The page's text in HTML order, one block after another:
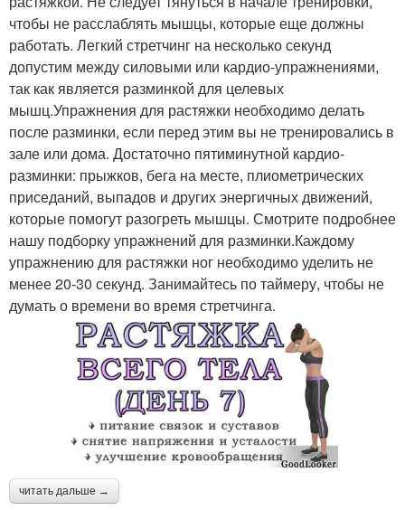
чтобы не расслаблять мышцы, которые еще должны
работать. Легкий стретчинг на несколько секунд
допустим между силовыми или кардио-упражнениями,
так как является разминкой для целевых
мышц.Упражнения для растяжки необходимо делать
после разминки, если перед этим вы не тренировались в
зале или дома. Достаточно пятиминутной кардио-
разминки: прыжков, бега на месте, плиометрических
приседаний, выпадов и других энергичных движений,
которые помогут разогреть мышцы. Смотрите подробнее
нашу подборку упражнений для разминки.Каждому
упражнению для растяжки ног необходимо уделить не
менее 20-30 секунд. Занимайтесь по таймеру, чтобы не
думать о времени во время стретчинга.
читать дальше →